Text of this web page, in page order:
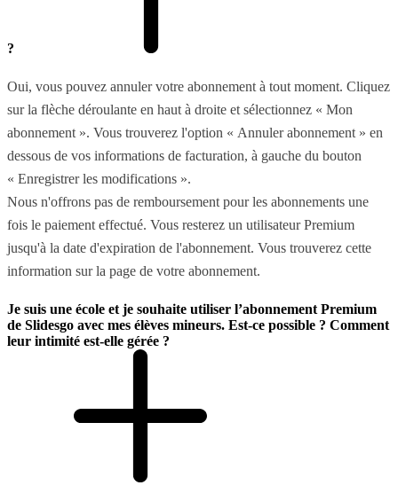
?
Oui, vous pouvez annuler votre abonnement à tout moment. Cliquez
sur la flèche déroulante en haut à droite et sélectionnez « Mon
abonnement ». Vous trouverez l'option « Annuler abonnement » en
dessous de vos informations de facturation, à gauche du bouton
« Enregistrer les modifications ».
Nous n'offrons pas de remboursement pour les abonnements une
fois le paiement effectué. Vous resterez un utilisateur Premium
jusqu'à la date d'expiration de l'abonnement. Vous trouverez cette
information sur la page de votre abonnement.
Je suis une école et je souhaite utiliser l’abonnement Premium
de Slidesgo avec mes élèves mineurs. Est-ce possible ? Comment
leur intimité est-elle gérée ?